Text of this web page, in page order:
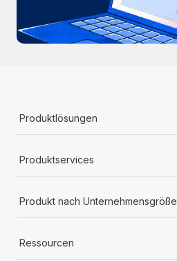
Produktlösungen
Produktservices
Produkt nach Unternehmensgröße
Ressourcen